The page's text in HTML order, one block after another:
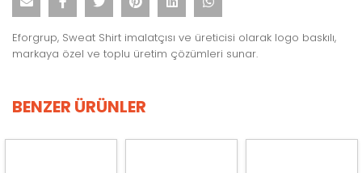
Eforgrup, Sweat Shirt imalatçısı ve üreticisi olarak logo baskılı,
markaya özel ve toplu üretim çözümleri sunar.
BENZER ÜRÜNLER